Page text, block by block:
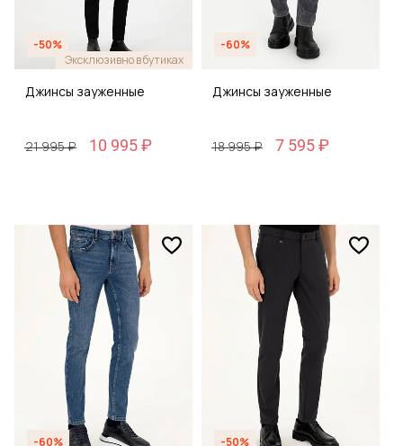
-50%
Эксклюзивно в бутиках
Джинсы зауженные
21 995 ₽ 10 995 ₽
-60%
Джинсы зауженные
18 995 ₽ 7 595 ₽
-60% -50%